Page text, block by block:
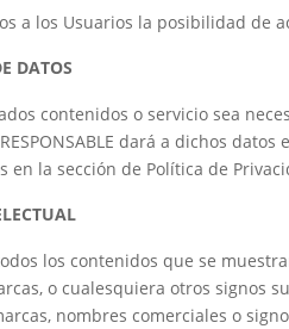
a los Usuarios la posibilidad de
DATOS
contenidos o servicio sea
dará a dichos
la sección de Política de
los contenidos que se
o cualesquiera otros signos
nombres comerciales o